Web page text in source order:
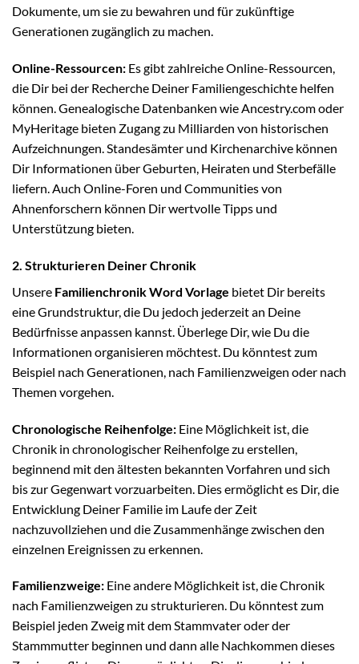
Dokumente, um sie zu bewahren und für zukünftige
Generationen zugänglich zu machen.
Online-Ressourcen: Es gibt zahlreiche Online-Ressourcen,
die Dir bei der Recherche Deiner Familiengeschichte helfen
können. Genealogische Datenbanken wie Ancestry.com oder
MyHeritage bieten Zugang zu Milliarden von historischen
Aufzeichnungen. Standesämter und Kirchenarchive können
Dir Informationen über Geburten, Heiraten und Sterbefälle
liefern. Auch Online-Foren und Communities von
Ahnenforschern können Dir wertvolle Tipps und
Unterstützung bieten.
2. Strukturieren Deiner Chronik
Unsere Familienchronik Word Vorlage bietet Dir bereits
eine Grundstruktur, die Du jedoch jederzeit an Deine
Bedürfnisse anpassen kannst. Überlege Dir, wie Du die
Informationen organisieren möchtest. Du könntest zum
Beispiel nach Generationen, nach Familienzweigen oder nach
Themen vorgehen.
Chronologische Reihenfolge: Eine Möglichkeit ist, die
Chronik in chronologischer Reihenfolge zu erstellen,
beginnend mit den ältesten bekannten Vorfahren und sich
bis zur Gegenwart vorzuarbeiten. Dies ermöglicht es Dir, die
Entwicklung Deiner Familie im Laufe der Zeit
nachzuvollziehen und die Zusammenhänge zwischen den
einzelnen Ereignissen zu erkennen.
Familienzweige: Eine andere Möglichkeit ist, die Chronik
nach Familienzweigen zu strukturieren. Du könntest zum
Beispiel jeden Zweig mit dem Stammvater oder der
Stammmutter beginnen und dann alle Nachkommen dieses